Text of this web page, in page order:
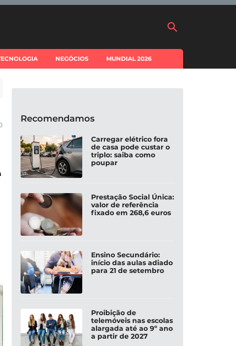
NEGÓCIOS MUNDIAL 2026
Recomendamos
Carregar elétrico fora
de casa pode custar o
triplo: saiba como
poupar
Prestação Social Única:
valor de referência
fixado em 268,6 euros
Ensino Secundário:
início das aulas adiado
para 21 de setembro
Proibição de
telemóveis nas escolas
alargada até ao 9º ano
a partir de 2027